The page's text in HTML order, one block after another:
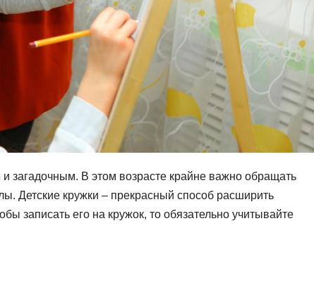
загадочным. В этом возрасте крайне важно обращать
Детские кружки – прекрасный способ расширить
записать его на кружок, то обязательно учитывайте